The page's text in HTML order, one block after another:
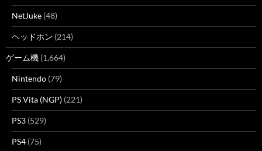
NetJuke (48)
ヘッドホン (214)
ゲーム機 (1,664)
Nintendo (79)
PS Vita (NGP) (221)
PS3 (529)
PS4 (75)